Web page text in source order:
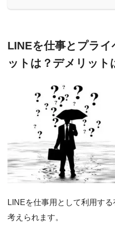
LINEを仕事とプラ
ットは？デメリット
LINEを仕事用として利用す
考えられます。